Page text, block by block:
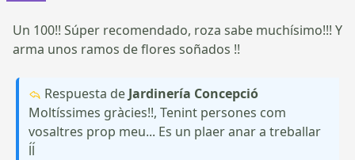
Un 100!! Súper recomendado, roza sabe muchísimo!!! Y
arma unos ramos de flores soñados !!
Respuesta de Jardinería Concepció
Moltíssimes gràcies!!, Tenint persones com
vosaltres prop meu... Es un plaer anar a treballar
ĺĺ